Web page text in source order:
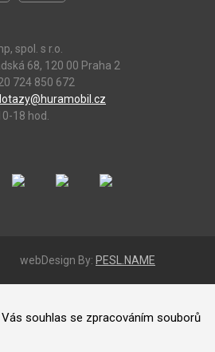
spol. s r.o.
68, 120 00 Praha 2
724 850 672
18 hod.
webDesign By: PESL.NAME
souhlas se zpracováním souborů